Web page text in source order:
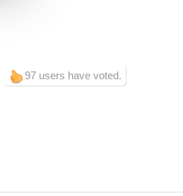
97 users have voted.